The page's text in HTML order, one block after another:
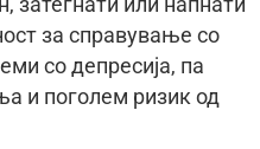
затегнати или напнати
за справување со
со депресија, па
и поголем ризик од